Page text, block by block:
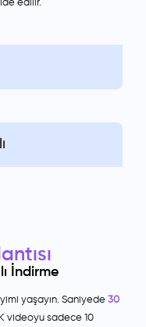
edilir.
İndirme
yaşayın. Saniyede 30
videoyu sadece 10